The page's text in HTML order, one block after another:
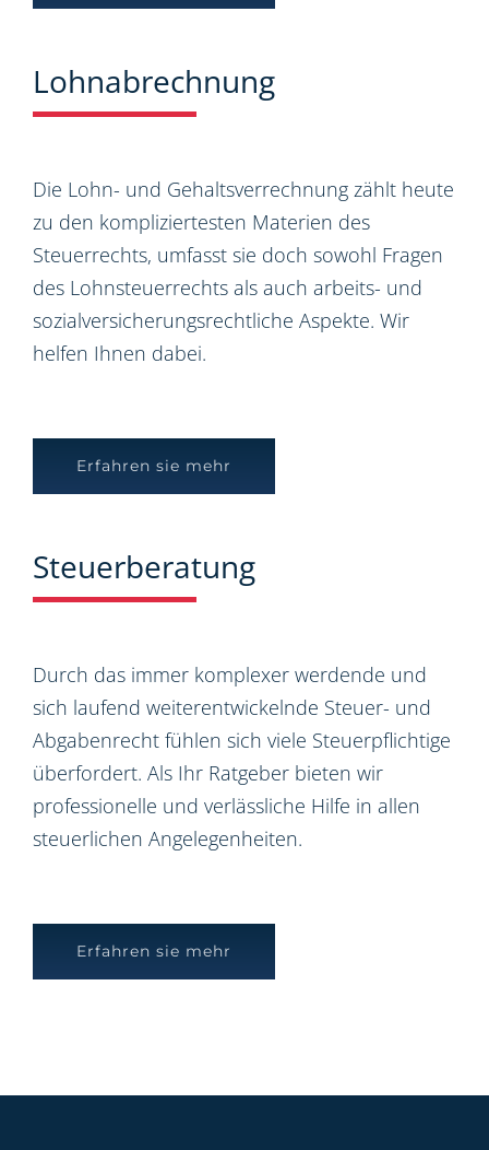
Lohnabrechnung
Die Lohn- und Gehaltsverrechnung zählt heute
zu den kompliziertesten Materien des
Steuerrechts, umfasst sie doch sowohl Fragen
des Lohnsteuerrechts als auch arbeits- und
sozialversicherungsrechtliche Aspekte. Wir
helfen Ihnen dabei.
Erfahren sie mehr
Steuerberatung
Durch das immer komplexer werdende und
sich laufend weiterentwickelnde Steuer- und
Abgabenrecht fühlen sich viele Steuerpflichtige
überfordert. Als Ihr Ratgeber bieten wir
professionelle und verlässliche Hilfe in allen
steuerlichen Angelegenheiten.
Erfahren sie mehr